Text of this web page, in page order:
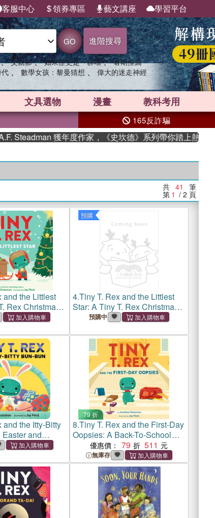
客服中心 領券專區 藝文講座 學習平台
GO 進階搜尋
、 父親節 、 如果歷史是一群喵 、 暑期推薦
、 數學女孩：黎曼猜想 、 偉大的迷走神經
文具選物 漫畫 教科考用
165反詐騙
獲年度作家，《史坎德》系列帶你踏上熱血奇幻旅程
共 41 筆
第 1 / 2 頁
and the Littlest
Rex Christmas
預購
4.Tiny T. Rex and the Littlest
Star: A Tiny T. Rex Christmas
Book預購中
and the Itty-Bitty
and
79 折
8.Tiny T. Rex and the First-Day
Oopsies: A Back-To-School
Book優惠價： 79 511
無庫存